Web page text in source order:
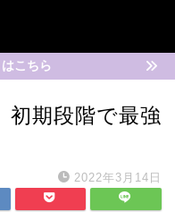
こちら
初期段階で最強
2022年3月14日